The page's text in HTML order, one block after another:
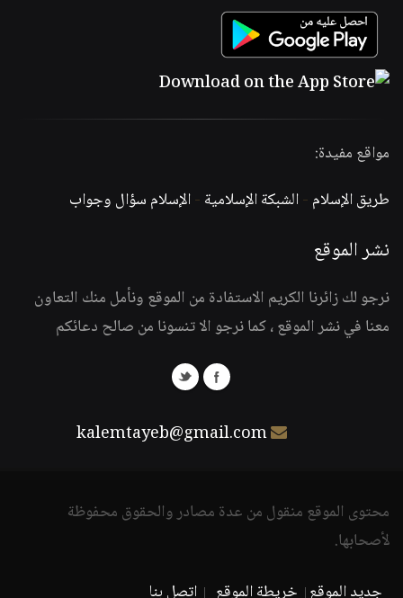
مواقع مفيدة:
طريق الإسلام -الشبكة الإسلامية -الإسلام سؤال وجواب
نشر الموقع
نرجو لك زائرنا الكريم الاستفادة من الموقع ونأمل منك التعاون
معنا في نشر الموقع ، كما نرجو الا تنسونا من صالح دعائكم
kalemtayeb@gmail.com
محتوى الموقع منقول من عدة مصادر والحقوق محفوظة
لأصحابها.